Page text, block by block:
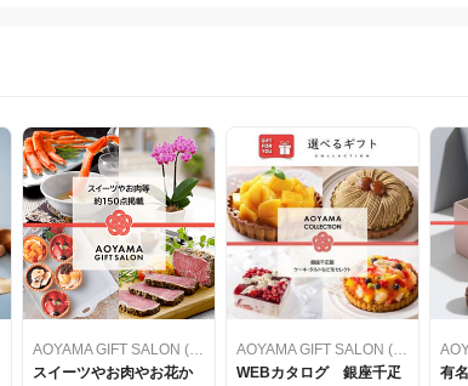
AOYAMA GIFT SALON (アオヤマギフトサロン)
スイーツやお肉やお花か
AOYAMA GIFT SALON (アオヤマギフトサロン)
WEBカタログ 銀座千疋
有